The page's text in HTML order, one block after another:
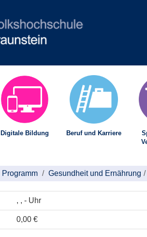
Digitale Bildung Beruf und Karriere
Programm Gesundheit und Ernährung
, , - Uhr
0,00 €